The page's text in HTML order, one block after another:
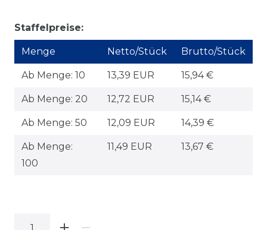
Staffelpreise:
Menge Netto/Stück Brutto/Stück
Ab Menge: 10 13,39 EUR 15,94 €
Ab Menge: 20 12,72 EUR 15,14 €
Ab Menge: 50 12,09 EUR 14,39 €
Ab Menge:
100
11,49 EUR 13,67 €